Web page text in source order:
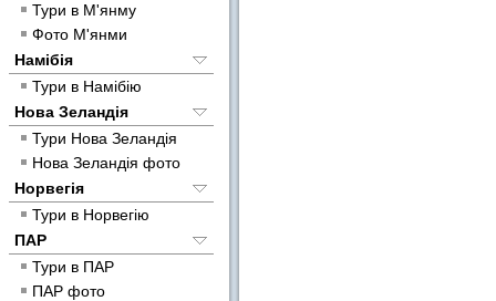
Тури в М'янму
Фото М'янми
Намібія
Тури в Намібію
Нова Зеландія
Тури Нова Зеландія
Нова Зеландія фото
Норвегія
Тури в Норвегію
ПАР
Тури в ПАР
ПАР фото